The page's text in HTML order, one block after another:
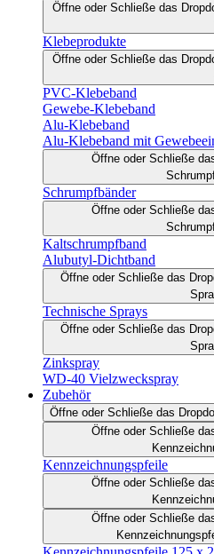
Öffne oder Schließe das
Klebeprodukte
Öffne oder Schließe das
PVC-Klebeband
Gewebe-Klebeband
Alu-Klebeband
Alu-Klebeband mit
Öffne oder Schließe
Schrumpfbänder
Öffne oder Schließe
Kaltschrumpfband
Alubutyl-Dichtband
Öffne oder Schließe das
Technische Sprays
Öffne oder Schließe das
Zinkspray
WD-40 Vielzweckspray
Zubehör
Öffne oder Schließe das
Öffne oder Schließe
Kennzeichnungspfeile
Öffne oder Schließe
Öffne oder Schließe